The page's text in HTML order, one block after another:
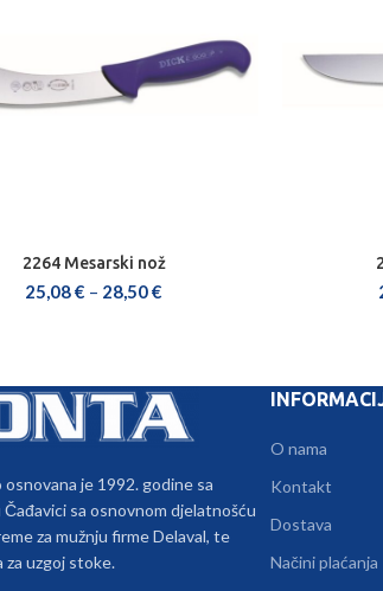
ODABERI OPCIJE
2264 Mesarski nož
25,08€ – 28,50€
osnovana je 1992. godine sa
sa osnovnom djelatnošću
za mužnju firme Delaval, te
za uzgoj stoke.
O nama
Kontakt
Dostava
Načini plaćanja